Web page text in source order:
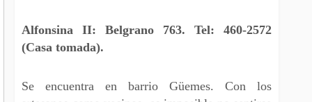
Alfonsina II: Belgrano 763. Tel: 460-2572
(Casa tomada).
Se encuentra en barrio Güemes. Con los